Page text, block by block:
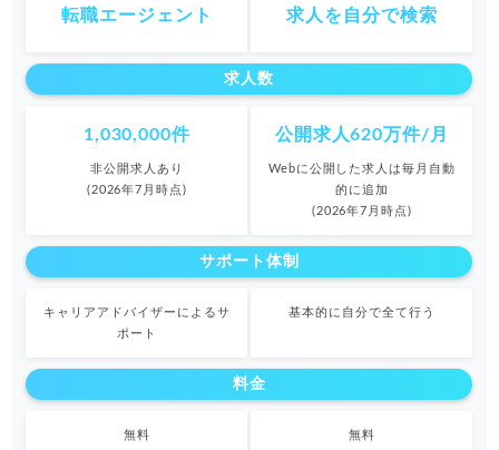
転職エージェント 求人を自分で検索
求人数
1,030,000件
非公開求人あり
(2026年7月時点)
公開求人620万件/月
Webに公開した求人は毎月自動
的に追加
(2026年7月時点)
サポート体制
キャリアアドバイザーによるサ
ポート
基本的に自分で全て行う
料金
無料 無料